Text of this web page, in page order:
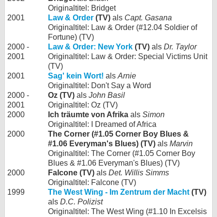
Originaltitel: Bridget
2001
Law & Order (TV) als Capt. Gasana
Originaltitel: Law & Order (#12.04 Soldier of
Fortune) (TV)
2000 -
2001
Law & Order: New York (TV) als Dr. Taylor
Originaltitel: Law & Order: Special Victims Unit
(TV)
2001
Sag' kein Wort! als Arnie
Originaltitel: Don't Say a Word
2000 -
2001
Oz (TV) als John Basil
Originaltitel: Oz (TV)
2000
Ich träumte von Afrika als Simon
Originaltitel: I Dreamed of Africa
2000
The Corner (#1.05 Corner Boy Blues &
#1.06 Everyman's Blues) (TV) als Marvin
Originaltitel: The Corner (#1.05 Corner Boy
Blues & #1.06 Everyman's Blues) (TV)
2000
Falcone (TV) als Det. Willis Simms
Originaltitel: Falcone (TV)
1999
The West Wing - Im Zentrum der Macht (TV)
als D.C. Polizist
Originaltitel: The West Wing (#1.10 In Excelsis